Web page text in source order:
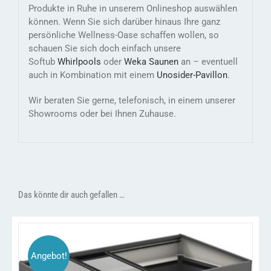
Produkte in Ruhe in unserem Onlineshop auswählen
können. Wenn Sie sich darüber hinaus Ihre ganz
persönliche Wellness-Oase schaffen wollen, so
schauen Sie sich doch einfach unsere
Softub Whirlpools oder Weka Saunenan – eventuell
auch in Kombination mit einem Unosider-Pavillon.
Wir beraten Sie gerne, telefonisch, in einem unserer
Showrooms oder bei Ihnen Zuhause.
Das könnte dir auch gefallen …
Angebot!